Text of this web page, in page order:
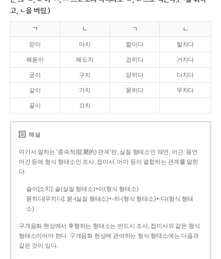
고, ㄴ을 버림.)
ㄱ ㄴ ㄱ ㄴ
맏이 마지 핥이다 할치다
해돋이 해도지 걷히다 거치다
굳이 구지 닫히다 다치다
같이 가치 묻히다 무치다
끝이 끄치
해설
여기서 말하는 ‘종속적(從屬的) 관계’란, 실질 형태소인 체언, 어근, 용언
어간 등에 형식 형태소인 조사, 접미사, 어미 등이 결합하는 관계를 말한
다.
솥이[소치]: 솥(실질 형태소)+이(형식 형태소)
묻히다[무치다]: 묻­-(실질 형태소)+­-히­-(형식 형태소)+-다(형식 형태
소)
구개음화 현상에서 후행하는 형태소는 반드시 조사, 접미사와 같은 형식
형태소이어야 한다. 구개음화 현상에 관여하는 형식 형태소에는 다음과
같은 것이 있다.